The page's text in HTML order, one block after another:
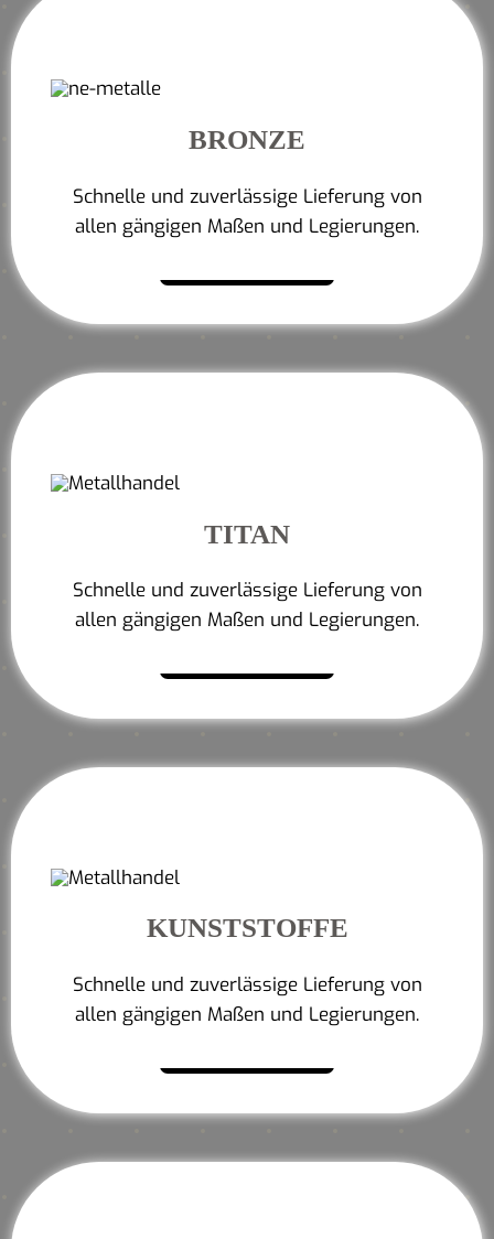
BRONZE
Schnelle und zuverlässige Lieferung von
allen gängigen Maßen und Legierungen.
TITAN
Schnelle und zuverlässige Lieferung von
allen gängigen Maßen und Legierungen.
KUNSTSTOFFE
Schnelle und zuverlässige Lieferung von
allen gängigen Maßen und Legierungen.